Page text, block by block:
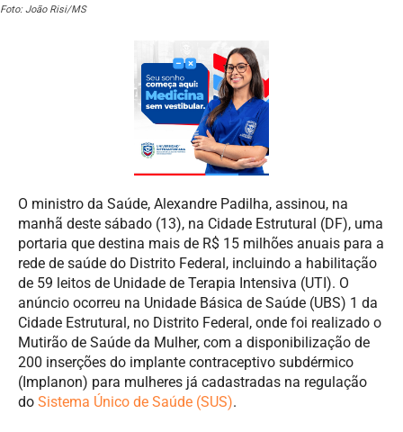
Foto: João Risi/MS
O ministro da Saúde, Alexandre Padilha, assinou, na
manhã deste sábado (13), na Cidade Estrutural (DF), uma
portaria que destina mais de R$ 15 milhões anuais para a
rede de saúde do Distrito Federal, incluindo a habilitação
de 59 leitos de Unidade de Terapia Intensiva (UTI). O
anúncio ocorreu na Unidade Básica de Saúde (UBS) 1 da
Cidade Estrutural, no Distrito Federal, onde foi realizado o
Mutirão de Saúde da Mulher, com a disponibilização de
200 inserções do implante contraceptivo subdérmico
(Implanon) para mulheres já cadastradas na regulação
do Sistema Único de Saúde (SUS).